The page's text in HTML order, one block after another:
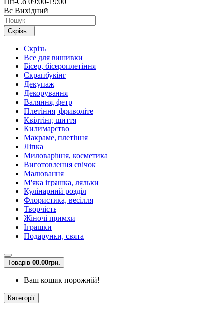
Вс Вихідний
Скрізь
Скрізь
Все для вишивки
Бісер, бісероплетіння
Скрапбукінг
Декупаж
Декорування
Валяння, фетр
Плетіння, фриволіте
Квілтінг, шиття
Килимарство
Макраме, плетіння
Ліпка
Миловаріння, косметика
Виготовлення свічок
Малювання
М'яка іграшка, ляльки
Кулінарний розділ
Флористика, весілля
Творчість
Жіночі примхи
Іграшки
Подарунки, свята
Товарів 00.00грн.
Ваш кошик порожній!
Категорії